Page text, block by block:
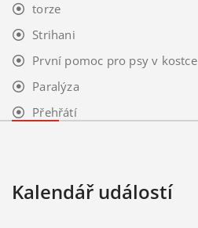
torze
Strihani
První pomoc pro psy v kostce
Paralýza
Přehřátí
Kalendář událostí